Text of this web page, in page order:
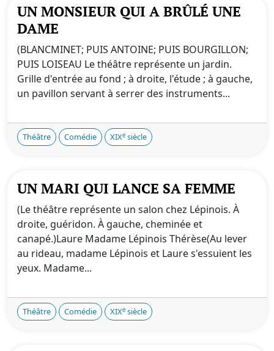
UN MONSIEUR QUI A BRÛLÉ UNE
DAME
(BLANCMINET; PUIS ANTOINE; PUIS BOURGILLON;
PUIS LOISEAU Le théâtre représente un jardin.
Grille d'entrée au fond ; à droite, l'étude ; à gauche,
un pavillon servant à serrer des instruments...
Théâtre Comédie XIXe siècle
UN MARI QUI LANCE SA FEMME
(Le théâtre représente un salon chez Lépinois. À
droite, guéridon. À gauche, cheminée et
canapé.)Laure Madame Lépinois Thérèse(Au lever
au rideau, madame Lépinois et Laure s'essuient les
yeux. Madame...
Théâtre Comédie XIXe siècle